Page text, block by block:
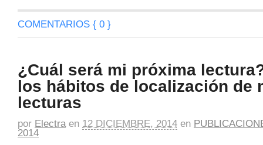
COMENTARIOS { 0 }
¿Cuál será mi próxima
los hábitos de localización de
lecturas
por Electra en 12 DICIEMBRE, 2014 en
2014